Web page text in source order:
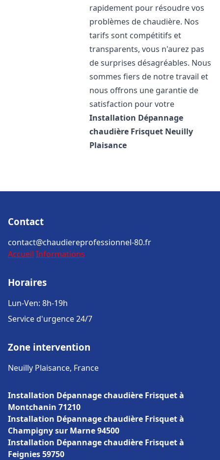
rapidement pour résoudre vos
problèmes de chaudière. Nos
tarifs sont compétitifs et
transparents, vous n'aurez pas
de surprises désagréables. Nous
sommes fiers de notre travail et
nous offrons une garantie de
satisfaction pour votre
Installation Dépannage
chaudière Frisquet Neuilly
Plaisance
Contact
contact@chaudiereprofessionnel-80.fr
Accueil Informations
Horaires
Lun-Ven: 8h-19h
Service d'urgence 24/7
Zone intervention
Neuilly Plaisance, France
Installation Dépannage chaudière Frisquet à
Montchanin 71210
Installation Dépannage chaudière Frisquet à
Champigny sur Marne 94500
Installation Dépannage chaudière Frisquet à
Feignies 59750